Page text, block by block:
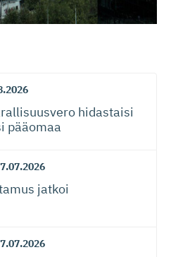
hidastaisi
pääomaa
jatkoi